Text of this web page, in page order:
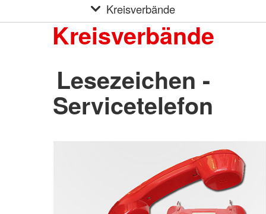
Kreisverbände
Kreisverbände
Lesezeichen -
Servicetelefon